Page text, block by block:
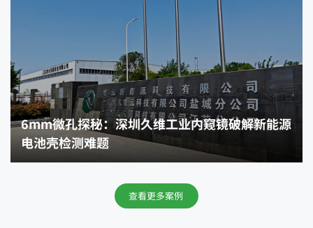
6mm微孔探秘：深圳久维工业内窥镜破解新能源
电池壳检测难题
查看更多案例